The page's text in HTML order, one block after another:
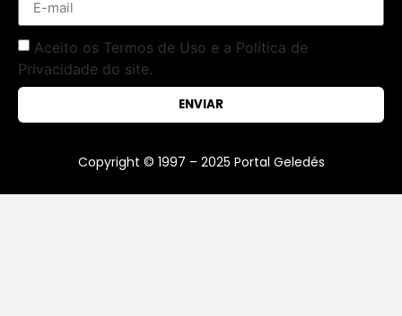
Aceito os Termos de Uso e a Política de
Privacidade do site.
ENVIAR
Copyright © 1997 – 2025 Portal Geledés